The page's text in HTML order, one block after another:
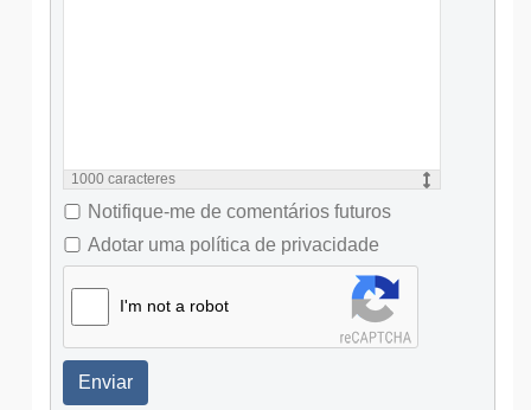
1000 caracteres
Notifique-me de comentários futuros
Adotar uma política de privacidade
I'm not a robot
Enviar